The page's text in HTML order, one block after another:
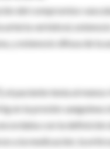
del compromiso
arteria vertebral,
y estenosis difusa de la
paciente tenía al
en la presión
con la definición
a la medicación; la